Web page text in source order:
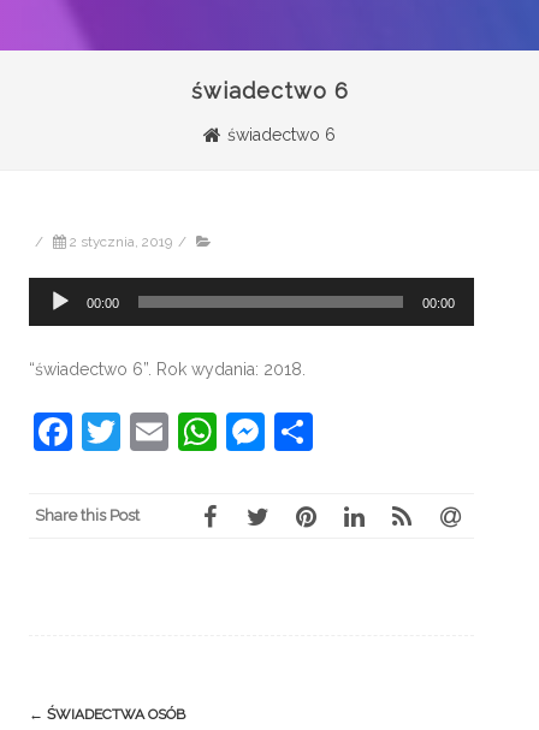
świadectwo 6
świadectwo 6
/ 2 stycznia, 2019 /
Odtwarzacz
00:00 00:00
“świadectwo 6”. Rok wydania: 2018.
Facebook
Twitter
EmailWhatsApp
Messenger
Share this Post
Post
← ŚWIADECTWA OSÓB